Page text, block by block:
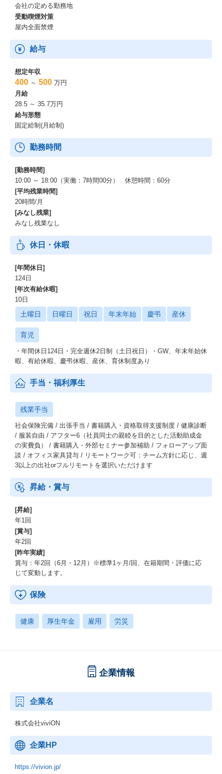
会社の定める勤務地
受動喫煙対策
屋内全面禁煙
給与
想定年収
400 ～ 500 万円
月給
28.5 ～ 35.7万円
給与形態
固定給制(月給制)
勤務時間
[勤務時間]
10:00 ～ 18:00（実働：7時間00分） 休憩時間：60分
[平均残業時間]
20時間/月
[みなし残業]
みなし残業なし
休日・休暇
[年間休日]
124日
[年次有給休暇]
10日
土曜日 日曜日 祝日 年末年始 慶弔 産休
育児
・年間休日124日・完全週休2日制（土日祝日）・GW、年末年始休
暇、有給休暇、慶弔休暇、産休、育休制度あり
手当・福利厚生
残業手当
社会保険完備 / 出張手当 / 書籍購入・資格取得支援制度 / 健康診断
/ 服装自由 / アフター6（社員同士の親睦を目的とした活動助成金
の実費負） / 書籍購入・外部セミナー参加補助 / フォローアップ面
談 / オフィス家具貸与 / リモートワーク可：チーム方針に応じ、週
3以上の出社orフルリモートを選択いただけます
昇給・賞与
[昇給]
年1回
[賞与]
年2回
[昨年実績]
賞与：年2回（6月・12月）※標準1ヶ月/回、在籍期間・評価に応
じて変動します。
保険
健康 厚生年金 雇用 労災
企業情報
企業名
株式会社viviON
企業HP
https://vivion.jp/